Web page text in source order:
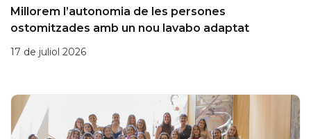
Millorem l’autonomia de les persones
ostomitzades amb un nou lavabo adaptat
17 de juliol 2026